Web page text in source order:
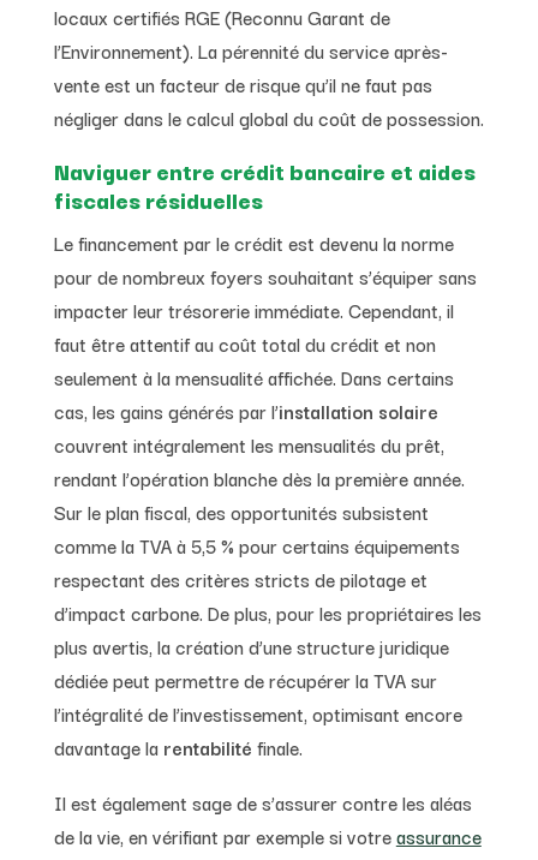
locaux certifiés RGE (Reconnu Garant de
l’Environnement). La pérennité du service après-
vente est un facteur de risque qu’il ne faut pas
négliger dans le calcul global du coût de possession.
Naviguer entre crédit bancaire et aides
fiscales résiduelles
Le financement par le crédit est devenu la norme
pour de nombreux foyers souhaitant s’équiper sans
impacter leur trésorerie immédiate. Cependant, il
faut être attentif au coût total du crédit et non
seulement à la mensualité affichée. Dans certains
cas, les gains générés par l’installation solaire
couvrent intégralement les mensualités du prêt,
rendant l’opération blanche dès la première année.
Sur le plan fiscal, des opportunités subsistent
comme la TVA à 5,5 % pour certains équipements
respectant des critères stricts de pilotage et
d’impact carbone. De plus, pour les propriétaires les
plus avertis, la création d’une structure juridique
dédiée peut permettre de récupérer la TVA sur
l’intégralité de l’investissement, optimisant encore
davantage la rentabilité finale.
Il est également sage de s’assurer contre les aléas
de la vie, en vérifiant par exemple si votreassurance